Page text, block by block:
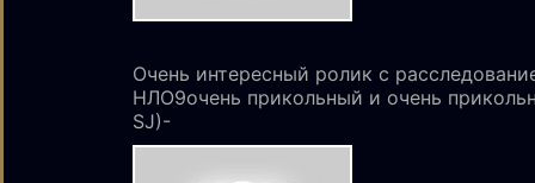
Очень интересный ролик с
НЛО9очень прикольный и очень
SJ)-